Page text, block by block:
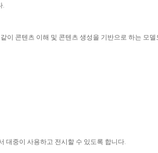
.
콘텐츠 이해 및 콘텐츠 생성을 기반으로 하는 모델
대중이 사용하고 전시할 수 있도록 합니다.